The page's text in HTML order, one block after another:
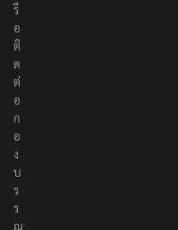
รื
อ
ติ
ด
ต่
อ
ก
อ
ง
บ
ร
ร
ณ